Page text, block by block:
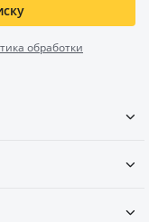
обработки